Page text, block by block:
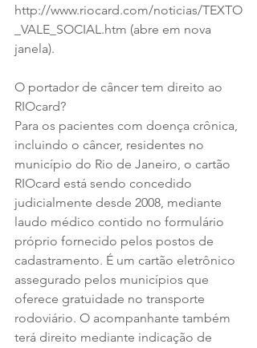
http://www.riocard.com/noticias/TEXTO
_VALE_SOCIAL.htm (abre em nova
janela).
O portador de câncer tem direito ao
RIOcard?
Para os pacientes com doença crônica,
incluindo o câncer, residentes no
município do Rio de Janeiro, o cartão
RIOcard está sendo concedido
judicialmente desde 2008, mediante
laudo médico contido no formulário
próprio fornecido pelos postos de
cadastramento. É um cartão eletrônico
assegurado pelos municípios que
oferece gratuidade no transporte
rodoviário. O acompanhante também
terá direito mediante indicação de